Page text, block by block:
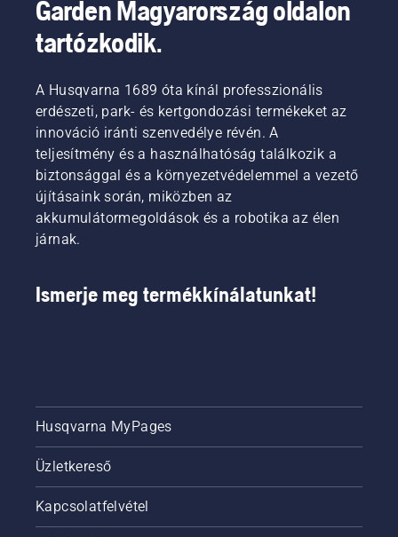
Garden Magyarország oldalon
tartózkodik.
A Husqvarna 1689 óta kínál professzionális
erdészeti, park- és kertgondozási termékeket az
innováció iránti szenvedélye révén. A
teljesítmény és a használhatóság találkozik a
biztonsággal és a környezetvédelemmel a vezető
újításaink során, miközben az
akkumulátormegoldások és a robotika az élen
járnak.
Ismerje meg termékkínálatunkat!
Husqvarna MyPages
Üzletkereső
Kapcsolatfelvétel